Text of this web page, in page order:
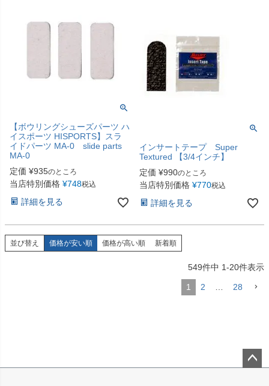
【ボウリングシューズパーツ ハ
イスポーツ HISPORTS】スラ
イドパーツ MA-0 slide parts
MA-0
定価 ¥935のところ
当店特別価格 ¥748税込
詳細を見る
インサートテープ Super
Textured 【3/4インチ】
定価 ¥990のところ
当店特別価格 ¥770税込
詳細を見る
並び替え 価格が安い順 価格が高い順 新着順
549件中 1-20件表示
1 2 28